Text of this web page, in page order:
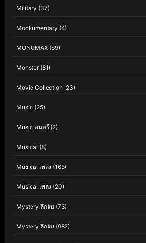
Military (37)
Mockumentary (4)
MONOMAX (69)
Monster(81)
Movie Collection (23)
Music (25)
Music ดนตรี (2)
Musical (8)
Musical เพลง (165)
Musical เพลง (20)
Mystery ลึกลับ (73)
Mystery ลึกลับ (982)